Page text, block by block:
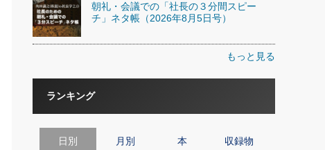
朝礼・会議での「社長の３分間スピー
チ」ネタ帳（2026年8月5日号）
もっと見る
ランキング
日別 月別 本 収録物